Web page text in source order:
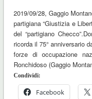
2019/09/28, Gaggio
partigiana “Giustizia e
del “partigiano
ricorda il 75° anniversario
forze di occupazione
Ronchidoso (Gaggio
Condividi:
Facebook